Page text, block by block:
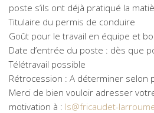
poste s’ils ont déjà pratiqué la
Titulaire du permis de conduire
Goût pour le travail en équipe et
Date d’entrée du poste : dès que
Télétravail possible
Rétrocession : A déterminer selon
Merci de bien vouloir adresser
motivation à : ls@fricaudet-